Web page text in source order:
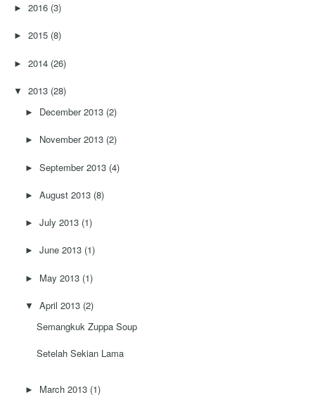
►2016 (3)
►2015 (8)
►2014 (26)
▼ 2013 (28)
► December 2013 (2)
► November 2013 (2)
►September 2013 (4)
►August 2013 (8)
►July 2013 (1)
►June 2013 (1)
► May 2013 (1)
▼ April 2013 (2)
Semangkuk Zuppa Soup
Setelah Sekian Lama
► March 2013 (1)